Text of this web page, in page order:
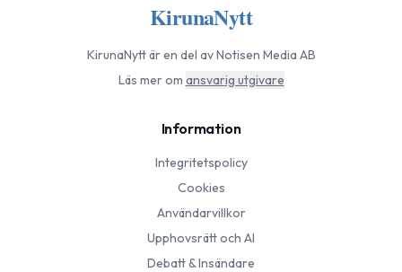
KirunaNytt
KirunaNyttär en del av Notisen Media AB
Läs mer om ansvarig utgivare
Information
Integritetspolicy
Cookies
Användarvillkor
Upphovsrätt och AI
Debatt & Insändare